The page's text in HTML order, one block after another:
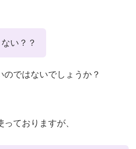
い？？
のではないでしょうか？
ておりますが、